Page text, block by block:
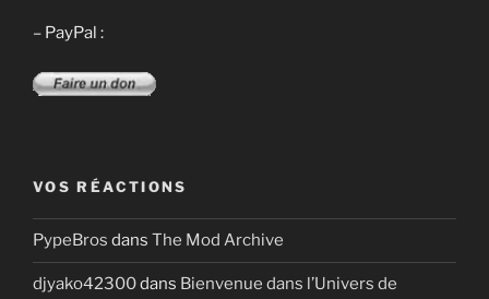
– PayPal :
VOS RÉACTIONS
PypeBros dans The Mod Archive
djyako42300dans Bienvenue dans l’Univers de